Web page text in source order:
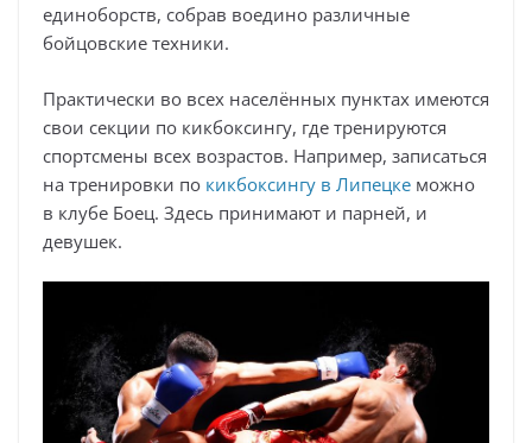
единоборств, собрав воедино различные
бойцовские техники.
Практически во всех населённых пунктах имеются
свои секции по кикбоксингу, где тренируются
спортсмены всех возрастов. Например, записаться
на тренировки по кикбоксингу в Липецке можно
в клубе Боец. Здесь принимают и парней, и
девушек.